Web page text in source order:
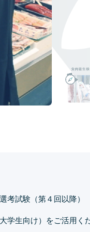
考試験（第４回以降）
学生向け）をご活用く